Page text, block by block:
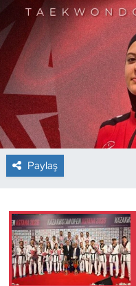
Paylaş
Buz Pateni
Çim Hokeyi
Cimnastik
Curling
Dağcılık
Dövüş Sanatı
E-Spor